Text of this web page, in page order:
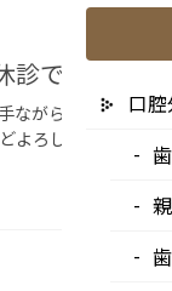
です
ながら、下記日程
ろしくお願い申し
口